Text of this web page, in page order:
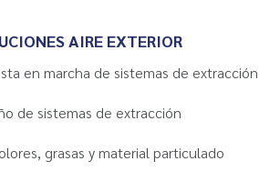
AIRE EXTERIOR
en marcha de sistemas de extracción
de sistemas de extracción
grasas y material particulado